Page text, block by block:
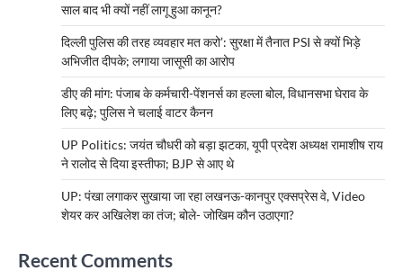
साल बाद भी क्यों नहीं लागू हुआ कानून?
दिल्ली पुलिस की तरह व्यवहार मत करो’: सुरक्षा में तैनात PSI से क्यों भिड़े
अभिजीत दीपके; लगाया जासूसी का आरोप
डीए की मांग: पंजाब के कर्मचारी-पेंशनर्स का हल्ला बोल, विधानसभा घेराव के
लिए बढ़े; पुलिस ने चलाई वाटर कैनन
UP Politics: जयंत चौधरी को बड़ा झटका, यूपी प्रदेश अध्यक्ष रामाशीष राय
ने रालोद से दिया इस्तीफा; BJP से आए थे
UP: पंखा लगाकर सुखाया जा रहा लखनऊ-कानपुर एक्सप्रेस वे, Video
शेयर कर अखिलेश का तंज; बोले- जोखिम कौन उठाएगा?
Recent Comments